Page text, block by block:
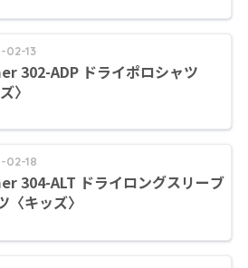
02-13
302-ADP ドライポロシャツ
〉
02-18
304-ALT ドライロングスリーブ
〈キッズ〉